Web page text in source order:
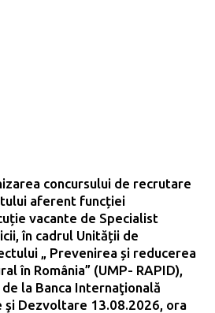
concursului de recrutare
aferent funcției
vacante de Specialist
în cadrul Unității de
„ Prevenirea și reducerea
în România” (UMP- RAPID),
la Banca Internaţională
şi Dezvoltare 13.08.2026, ora